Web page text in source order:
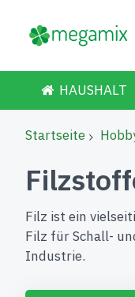
HAUSHALT
Startseite
Filz ist ein
Filz für Schall-
Industrie.